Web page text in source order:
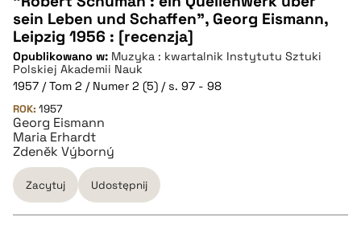
CZYSTY TEKST
pobierz cytat
BIBTEX
pobierz cytat
sein Leben und Schaffen", Georg Eismann,
Leipzig 1956 : [recenzja]
Opublikowano w: Muzyka : kwartalnik Instytutu Sztuki
Polskiej Akademii Nauk
1957 / Tom 2 / Numer 2 (5) / s. 97 - 98
ROK: 1957
Georg Eismann
Maria Erhardt
Zdeněk Výborný
Zacytuj Udostępnij